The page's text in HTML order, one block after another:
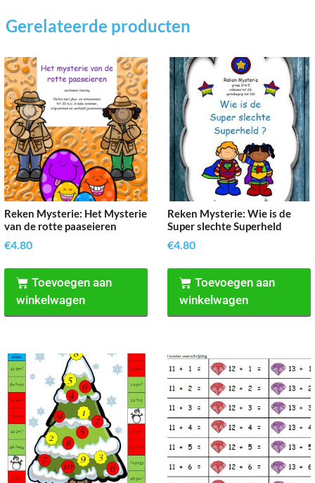
Gerelateerde producten
Reken Mysterie: Het Mysterie
van de rotte paaseieren
€4.80
Toevoegen aan
winkelwagen
Reken Mysterie: Wie is de
Super slechte Superheld
€4.80
Toevoegen aan
winkelwagen